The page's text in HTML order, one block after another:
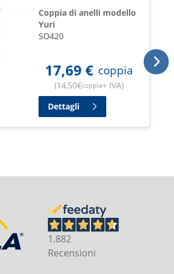
Coppia di anelli modello
Yuri
SO420
17,69 € coppia
(14,50€coppia+ IVA)
Dettagli
1.882
Recensioni